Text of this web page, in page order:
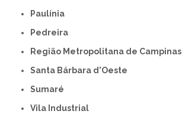
Paulínia
Pedreira
Região Metropolitana de Campinas
Santa Bárbara d'Oeste
Sumaré
Vila Industrial